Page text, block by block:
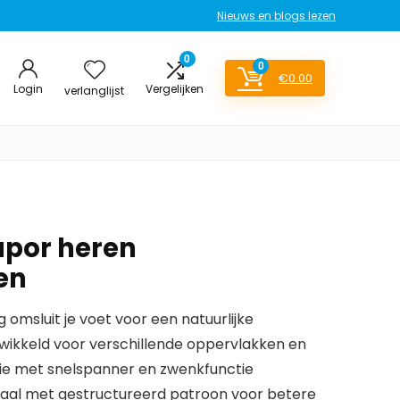
Nieuws en blogs lezen
Login verlanglijst
0
Vergelijken
0
€0.00
heren
je voet voor een natuurlijke
voor verschillende oppervlakken en
met snelspanner en zwenkfunctie
met gestructureerd patroon voor betere